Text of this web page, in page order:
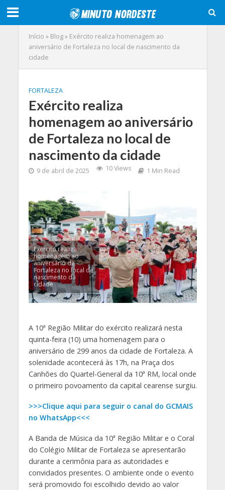
Início » Blog» Exército realiza homenagem ao
aniversário de Fortaleza no local de nascimento da
cidade
FORTALEZA
Exército realiza
homenagem ao aniversário
de Fortaleza no local de
nascimento da cidade
9 de abril de 2025 10 Views 1 Min Read
Exército realiza
homenagem ao
aniversário de
Fortaleza no local de
nascimento da
cidade
A 10ª Região Militar do exército realizará nesta
quinta-feira (10) uma homenagem para o
aniversário de 299 anos da cidade de Fortaleza. A
solenidade acontecerá às 17h, na Praça dos
Canhões do Quartel-General da 10ª RM, local onde
o primeiro povoamento da capital cearense surgiu.
>>>Clique aqui para seguir o canal do GCMAIS
no WhatsApp<<<
A Banda de Música da 10ª Região Militar e o Coral
do Colégio Militar de Fortaleza se apresentarão
durante a cerimônia para as autoridades e
convidados presentes. O ambiente onde o evento
será promovido foi escolhido devido ao valor